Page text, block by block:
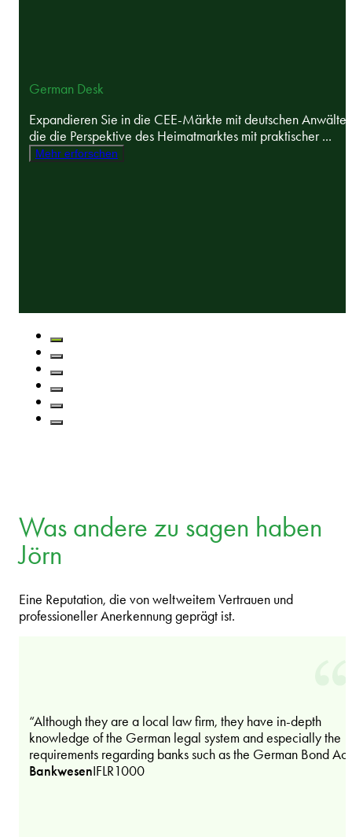
German Desk
Expandieren Sie in die CEE-Märkte mit deutschen
die die Perspektive des Heimatmarktes mit praktischer ...
Mehr erforschen
Was andere zu sagen haben
Jörn
Eine Reputation, die von weltweitem Vertrauen und
professioneller Anerkennung geprägt ist.
“Although they are a local law firm, they have in-depth
knowledge of the German legal system and especially the
requirements regarding banks such as the German Bond
BankwesenIFLR1000